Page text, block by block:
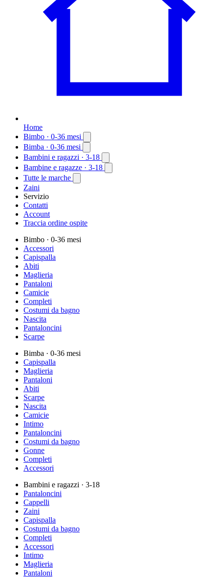
Home
Bimbo · 0-36 mesi
Bimba · 0-36 mesi
Bambini e ragazzi · 3-18
Bambine e ragazze · 3-18
Tutte le marche
Zaini
Servizio
Contatti
Account
Traccia ordine ospite
Bimbo · 0-36 mesi
Accessori
Capispalla
Abiti
Maglieria
Pantaloni
Camicie
Completi
Costumi da bagno
Nascita
Pantaloncini
Scarpe
Bimba · 0-36 mesi
Capispalla
Maglieria
Pantaloni
Abiti
Scarpe
Nascita
Camicie
Intimo
Pantaloncini
Costumi da bagno
Gonne
Completi
Accessori
Bambini e ragazzi · 3-18
Pantaloncini
Cappelli
Zaini
Capispalla
Costumi da bagno
Completi
Accessori
Intimo
Maglieria
Pantaloni